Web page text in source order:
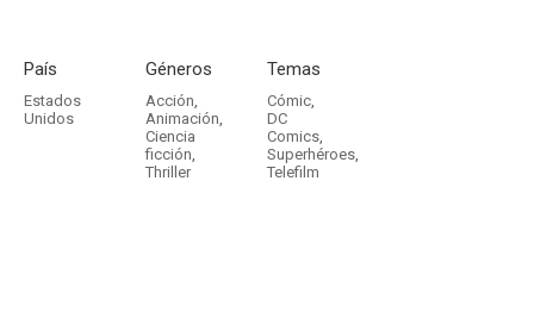
País
Estados
Unidos
Géneros
Acción,
Animación,
Ciencia
ficción,
Thriller
Temas
Cómic,
DC
Comics,
Superhéroes,
Telefilm